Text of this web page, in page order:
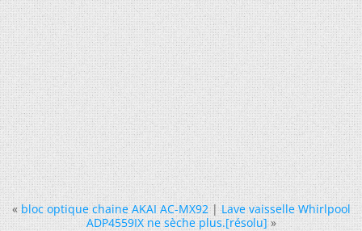
« bloc optique chaine AKAI AC-MX92|Lave vaisselle Whirlpool
ADP4559IX ne sèche plus.[résolu] »